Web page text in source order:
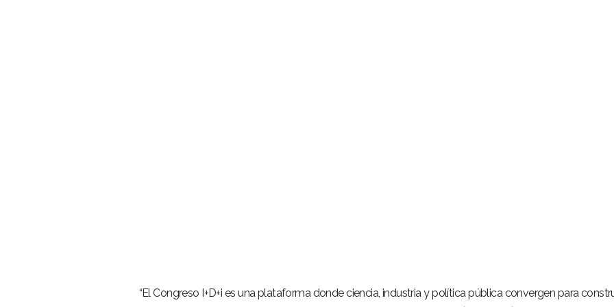
“El Congreso I+D+i es una plataforma donde ciencia, industria y política pública convergen para